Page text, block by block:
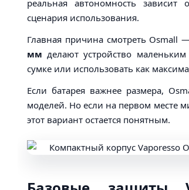
реальная автономность
сценария использования.
Главная причина смотреть Osmall
мм делают устройство
сумке или использовать как
Если батарея важнее размера,
моделей. Но если на первом месте
этот вариант остается понятным.